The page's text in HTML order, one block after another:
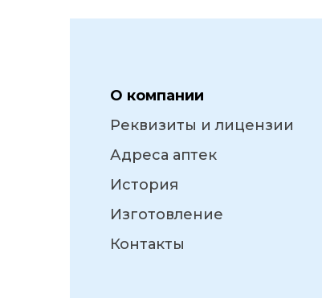
О компании
Реквизиты и лицензии
Адреса аптек
История
Изготовление
Контакты